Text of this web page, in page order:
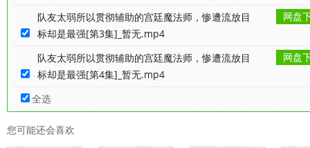
队友太弱所以贯彻辅助的宫廷魔法师，惨遭流放目
标却是最强[第3集]_暂无.mp4
网盘
队友太弱所以贯彻辅助的宫廷魔法师，惨遭流放目
标却是最强[第4集]_暂无.mp4
网盘
全选
您可能还会喜欢